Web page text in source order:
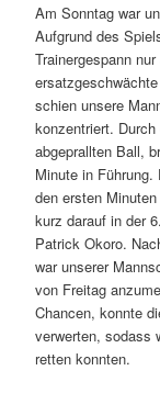
Am Sonntag war
Aufgrund des
Trainergespann
schien unsere
konzentriert.
abgeprallten Ball,
Minute in
den ersten
kurz darauf in der
Patrick Okoro.
war unserer
von Freitag
Chancen, konnte
verwerten, sodass
retten konnten.